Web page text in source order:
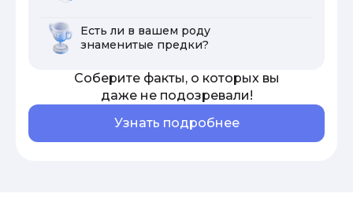
Есть ли в вашем роду
знаменитые предки?
Соберите факты, о которых вы
даже не подозревали!
Узнать подробнее